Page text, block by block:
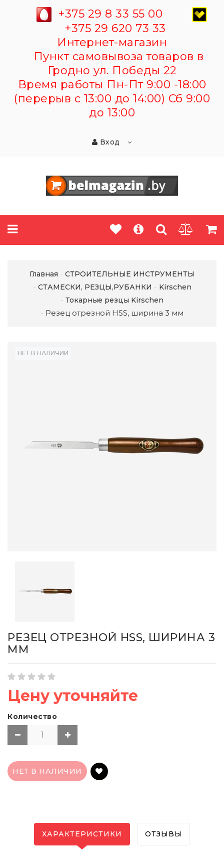
+375 29 8 33 55 00
+375 29 620 73 33
Интернет-магазин
Пункт самовывоза товаров в
Гродно ул. Победы 22
Время работы Пн-Пт 9:00 -18:00
(перерыв с 13:00 до 14:00) Сб 9:00
до 13:00
Вход
Главная
СТРОИТЕЛЬНЫЕ ИНСТРУМЕНТЫ
СТАМЕСКИ, РЕЗЦЫ,РУБАНКИ
Kirschen
Токарные резцы Kirschen
Резец отрезной HSS, ширина 3 мм
НЕТ В НАЛИЧИИ
РЕЗЕЦ ОТРЕЗНОЙ HSS, ШИРИНА 3
ММ
Цену уточняйте
Количество
НЕТ В НАЛИЧИИ
ХАРАКТЕРИСТИКИ ОТЗЫВЫ